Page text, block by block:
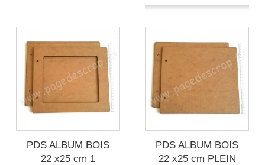
PDS ALBUM BOIS
22 x25 cm 1
PDS ALBUM BOIS
22 x25 cm PLEIN